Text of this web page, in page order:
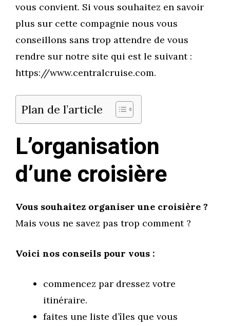
vous convient. Si vous souhaitez en savoir
plus sur cette compagnie nous vous
conseillons sans trop attendre de vous
rendre sur notre site qui est le suivant :
https://www.centralcruise.com.
Plan de l’article
L’organisation
d’une croisière
Vous souhaitez organiser une croisière ?
Mais vous ne savez pas trop comment ?
Voici nos conseils pour vous :
commencez par dressez votre
itinéraire.
faites une liste d’îles que vous